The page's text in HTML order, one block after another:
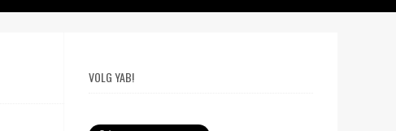
VOLG YAB!